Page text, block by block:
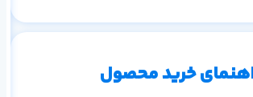
خرید محصول